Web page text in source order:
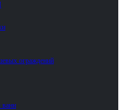
ограждений